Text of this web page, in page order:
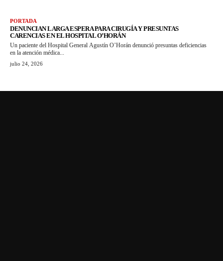
PORTADA
DENUNCIAN LARGA ESPERA PARA CIRUGÍA Y PRESUNTAS
CARENCIAS EN EL HOSPITAL O’HORÁN
Un paciente del Hospital General Agustín O’Horán denunció presuntas deficiencias
en la atención médica...
julio 24, 2026